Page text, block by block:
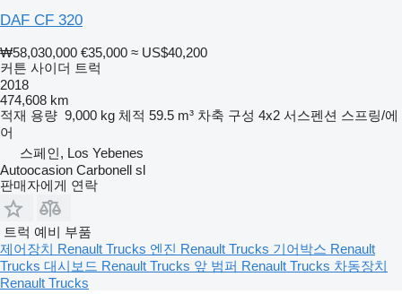
DAF CF 320
₩58,030,000 €35,000 ≈ US$40,200
커튼 사이더 트럭
2018
474,608 km
적재 용량 9,000 kg 체적 59.5 m³ 차축 구성 4x2 서스펜션 스프링/에
어
스페인, Los Yebenes
Autoocasion Carbonell sl
판매자에게 연락
트럭 예비 부품
제어장치 Renault Trucks 엔진 Renault Trucks 기어박스 Renault
Trucks 대시보드 Renault Trucks 앞 범퍼 Renault Trucks 차동장치
Renault Trucks